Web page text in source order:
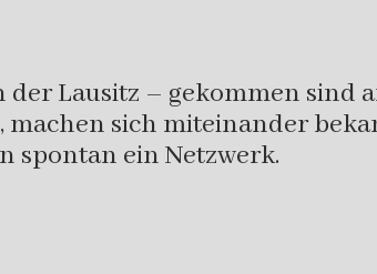
Lausitz – gekommen sind
sich miteinander
spontan ein Netzwerk.